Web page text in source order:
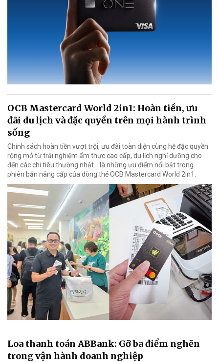
OCB Mastercard World 2in1: Hoàn tiền, ưu
đãi du lịch và đặc quyền trên mọi hành trình
sống
Chính sách hoàn tiền vượt trội, ưu đãi toàn diện cùng hệ đặc quyền
rộng mở từ trải nghiệm ẩm thực cao cấp, du lịch nghỉ dưỡng cho
đến các chi tiêu thường nhật… là những ưu điểm nổi bật trong
phiên bản nâng cấp của dòng thẻ OCB Mastercard World 2in1.
Loa thanh toán ABBank: Gỡ ba điểm nghẽn
trong vận hành doanh nghiệp